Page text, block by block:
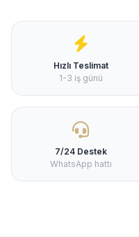
Hızlı Teslimat
1-3 iş günü
7/24 Destek
WhatsApp hattı